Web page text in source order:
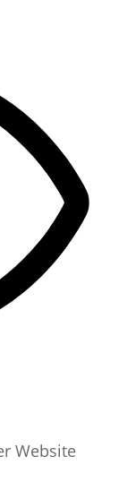
Website